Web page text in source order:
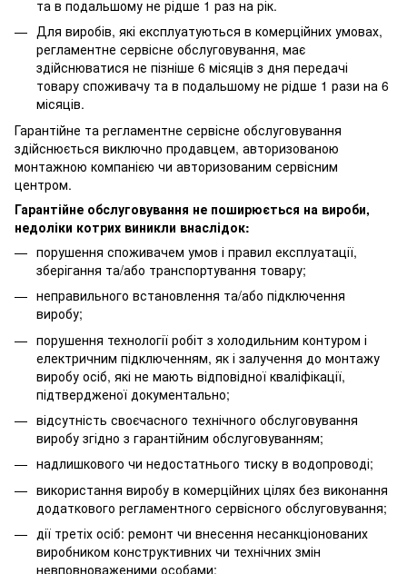
та в подальшому не рідше 1 раз на рік.
Для виробів, які експлуатуються в комерційних умовах,
регламентне сервісне обслуговування, має
здійснюватися не пізніше 6 місяців з дня передачі
товару споживачу та в подальшому не рідше 1 рази на 6
місяців.
Гарантійне та регламентне сервісне обслуговування
здійснюється виключно продавцем, авторизованою
монтажною компанією чи авторизованим сервісним
центром.
Гарантійне обслуговування не поширюється на вироби,
недоліки котрих виникли внаслідок:
порушення споживачем умов і правил експлуатації,
зберігання та/або транспортування товару;
неправильного встановлення та/або підключення
виробу;
порушення технології робіт з холодильним контуром і
електричним підключенням, як і залучення до монтажу
виробу осіб, які не мають відповідної кваліфікації,
підтвердженої документально;
відсутність своєчасного технічного обслуговування
виробу згідно з гарантійним обслуговуванням;
надлишкового чи недостатнього тиску в водопроводі;
використання виробу в комерційних цілях без виконання
додаткового регламентного сервісного обслуговування;
дії третіх осіб: ремонт чи внесення несанкціонованих
виробником конструктивних чи технічних змін
невповноваженими особами;